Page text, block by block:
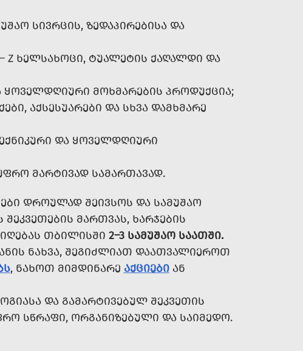
ᲡᲘᲕᲠᲪᲘᲡ, ᲖᲔᲓᲐᲞᲘᲠᲔᲑᲘᲡᲐ ᲓᲐ
Z ᲮᲔᲚᲡᲐᲮᲝᲪᲘ, ᲢᲣᲐᲚᲔᲢᲘᲡ ᲥᲐᲦᲐᲚᲓᲘ ᲓᲐ
ᲧᲝᲕᲔᲚᲓᲦᲘᲣᲠᲘ ᲛᲝᲮᲛᲐᲠᲔᲑᲘᲡ ᲞᲠᲝᲓᲣᲥᲪᲘᲐ;
ᲐᲥᲡᲔᲡᲣᲐᲠᲔᲑᲘ ᲓᲐ ᲡᲮᲕᲐ ᲓᲐᲛᲮᲛᲐᲠᲔ
ᲓᲐ ᲧᲝᲕᲔᲚᲓᲦᲘᲣᲠᲘ
ᲛᲐᲠᲢᲘᲕᲐᲓ ᲡᲐᲛᲐᲠᲗᲐᲕᲐᲓ.
ᲓᲠᲝᲣᲚᲐᲓ ᲨᲔᲘᲕᲡᲝᲡ ᲓᲐ ᲡᲐᲛᲣᲨᲐᲝ
ᲨᲔᲙᲕᲔᲗᲔᲑᲘᲡ ᲛᲐᲠᲗᲕᲐᲡ, ᲮᲐᲠᲯᲔᲑᲘᲡ
ᲗᲑᲘᲚᲘᲡᲨᲘ 2–3 ᲡᲐᲛᲣᲨᲐᲝ ᲡᲐᲐᲗᲨᲘ.
ᲜᲐᲮᲕᲐ, ᲨᲔᲒᲘᲫᲚᲘᲐᲗ ᲓᲐᲐᲗᲕᲐᲚᲘᲔᲠᲝᲗ
, ᲜᲐᲮᲝᲗ ᲛᲘᲛᲓᲘᲜᲐᲠᲔ ᲐᲥᲪᲘᲔᲑᲘᲐᲜ
ᲓᲐ ᲒᲐᲛᲐᲠᲢᲘᲕᲔᲑᲣᲚ ᲨᲔᲙᲕᲔᲗᲘᲡ
ᲡᲬᲠᲐᲤᲘ, ᲝᲠᲒᲐᲜᲘᲖᲔᲑᲣᲚᲘ ᲓᲐ ᲡᲐᲘᲛᲔᲓᲝ.